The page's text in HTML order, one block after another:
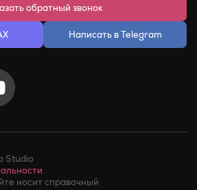
обратный звонок
Написать в Telegram
Studio
носит справочный